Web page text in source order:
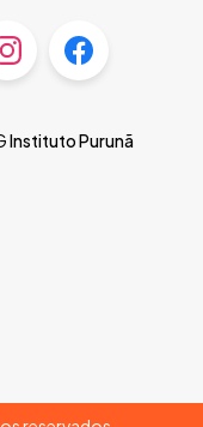
Instituto Purunã